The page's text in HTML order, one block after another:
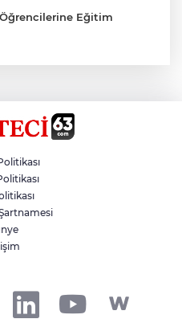
Eğitim
Gülel Dönemi
Coşkulu Karşılama